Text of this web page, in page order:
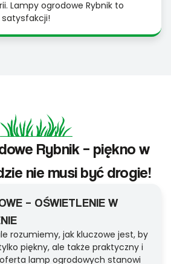
Lampy ogrodowe Rybnik to
Rybnik – piękno w
nie musi być drogie!
– OŚWIETLENIE W
rozumiemy, jak kluczowe jest, by
piękny, ale także praktyczny i
lamp ogrodowych stanowi